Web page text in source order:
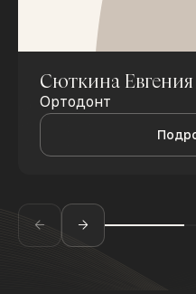
Сюткина Евгения
Ортодонт